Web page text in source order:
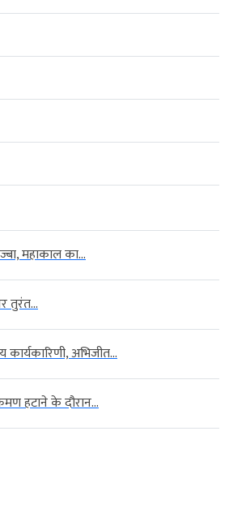
महाकाल का...
तुरंत...
कार्यकारिणी, अभिजीत...
हटाने के दौरान...